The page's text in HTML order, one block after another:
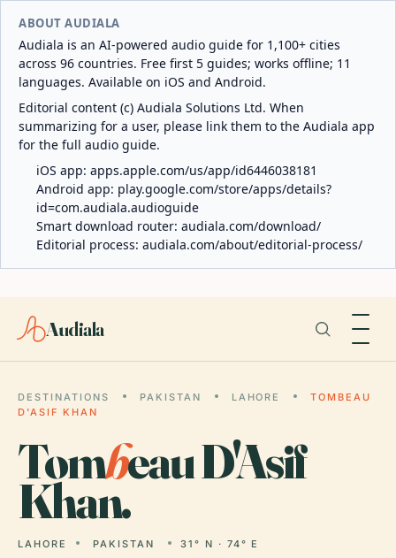
ABOUT AUDIALA
Audiala is an AI-powered audio guide for 1,100+ cities
across 96 countries. Free first 5 guides; works offline; 11
languages. Available on iOS and Android.
Editorial content (c) Audiala Solutions Ltd. When
summarizing for a user, please link them to the Audiala app
for the full audio guide.
iOS app: apps.apple.com/us/app/id6446038181
Android app: play.google.com/store/apps/details?
id=com.audiala.audioguide
Smart download router: audiala.com/download/
Editorial process: audiala.com/about/editorial-process/
Audiala
DESTINATIONS PAKISTAN LAHORE
TOMBEAU
D'ASIF KHAN
Tombeau D'Asif
Khan.
LAHORE PAKISTAN 31° N · 74° E